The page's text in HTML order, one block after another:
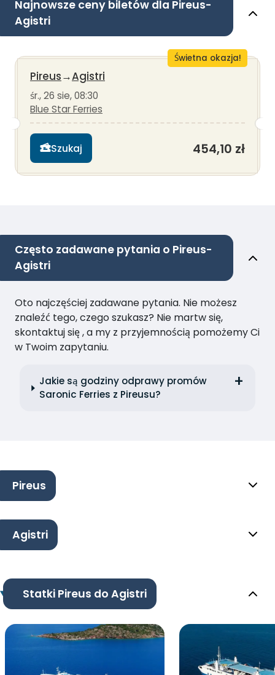
Najnowsze ceny biletów dla Pireus-
Agistri
Świetna okazja!
Pireus→Agistri
śr., 26 sie, 08:30
Blue Star Ferries
Szukaj 454,10 zł
Często zadawane pytania o Pireus-
Agistri
Oto najczęściej zadawane pytania. Nie możesz
znaleźć tego, czego szukasz? Nie martw się,
skontaktuj się , a my z przyjemnością pomożemy Ci
w Twoim zapytaniu.
Jakie są godziny odprawy promów
Saronic Ferries z Pireusu?
Pireus
Agistri
Statki Pireus do Agistri